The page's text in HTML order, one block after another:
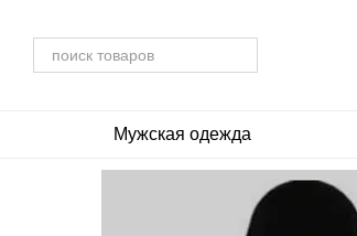
Мужская одежда